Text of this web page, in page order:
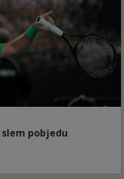
pobjedu